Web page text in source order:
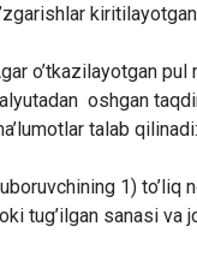
o’tkazilayotgan
oshgan
talab qilinadi:
1) to’liq
tug’ilgan sanasi va